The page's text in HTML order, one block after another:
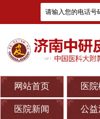
网站首页 医
医院新闻 公益